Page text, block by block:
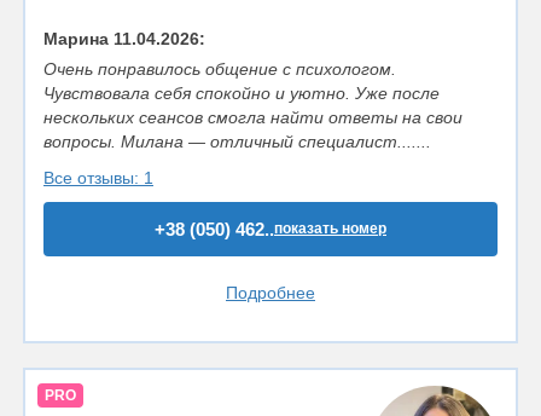
Марина 11.04.2026:
Очень понравилось общение с психологом.
Чувствовала себя спокойно и уютно. Уже после
нескольких сеансов смогла найти ответы на свои
вопросы. Милана — отличный специалист.......
Все отзывы: 1
+38 (050) 462..показать номер
Подробнее
PRO